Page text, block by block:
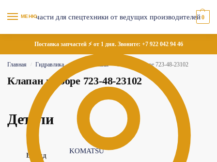
МЕНЮ 0
Поставка запчастей ⚡ от 1 дня. Звоните: +7 922 042 94 46
Главная / Гидравлика / Гидроклапаны Клапан в сборе 723-48-23102
Клапан в сборе 723-48-23102
Детали
Бренд
KOMATSU